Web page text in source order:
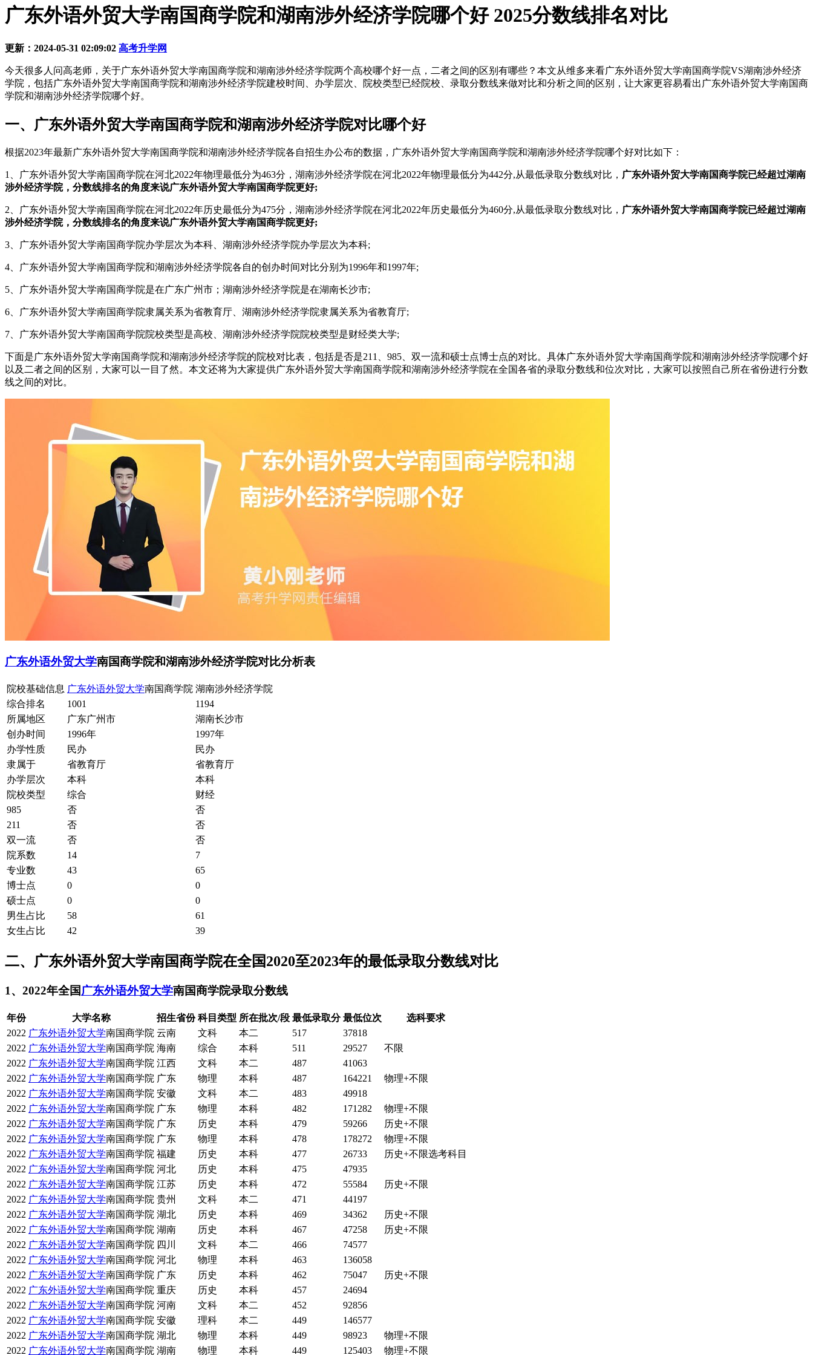
广东外语外贸大学南国商学院和湖南涉外经济学院哪个好 2025分数线排名对比
更新：2024-05-31 02:09:02 高考升学网
今天很多人问高老师，关于广东外语外贸大学南国商学院和湖南涉外经济学院两个高校哪个好一点，二者之间的区别有哪些？本文从维多来看广东外语外贸大学南国商学院VS湖南涉外经济
学院，包括广东外语外贸大学南国商学院和湖南涉外经济学院建校时间、办学层次、院校类型已经院校、录取分数线来做对比和分析之间的区别，让大家更容易看出广东外语外贸大学南国商
学院和湖南涉外经济学院哪个好。
一、广东外语外贸大学南国商学院和湖南涉外经济学院对比哪个好
根据2023年最新广东外语外贸大学南国商学院和湖南涉外经济学院各自招生办公布的数据，广东外语外贸大学南国商学院和湖南涉外经济学院哪个好对比如下：
1、广东外语外贸大学南国商学院在河北2022年物理最低分为463分，湖南涉外经济学院在河北2022年物理最低分为442分,从最低录取分数线对比， 广东外语外贸大学南国商学院已经超过湖南
涉外经济学院，分数线排名的角度来说广东外语外贸大学南国商学院更好;
2、广东外语外贸大学南国商学院在河北2022年历史最低分为475分，湖南涉外经济学院在河北2022年历史最低分为460分,从最低录取分数线对比， 广东外语外贸大学南国商学院已经超过湖南
涉外经济学院，分数线排名的角度来说广东外语外贸大学南国商学院更好;
3、广东外语外贸大学南国商学院办学层次为本科、湖南涉外经济学院办学层次为本科;
4、广东外语外贸大学南国商学院和湖南涉外经济学院各自的创办时间对比分别为1996年和1997年;
5、广东外语外贸大学南国商学院是在广东广州市；湖南涉外经济学院是在湖南长沙市;
6、广东外语外贸大学南国商学院隶属关系为省教育厅、湖南涉外经济学院隶属关系为省教育厅;
7、广东外语外贸大学南国商学院院校类型是高校、湖南涉外经济学院院校类型是财经类大学;
下面是广东外语外贸大学南国商学院和湖南涉外经济学院的院校对比表，包括是否是211、985、双一流和硕士点博士点的对比。具体广东外语外贸大学南国商学院和湖南涉外经济学院哪个好
以及二者之间的区别，大家可以一目了然。本文还将为大家提供广东外语外贸大学南国商学院和湖南涉外经济学院在全国各省的录取分数线和位次对比，大家可以按照自己所在省份进行分数
线之间的对比。
广东外语外贸大学南国商学院和湖南涉外经济学院对比分析表
院校基础信息 广东外语外贸大学南国商学院 湖南涉外经济学院
综合排名
1001
1194
所属地区
广东广州市
湖南长沙市
创办时间
1996年
1997年
办学性质
民办
民办
隶属于
省教育厅
省教育厅
办学层次
本科
本科
院校类型
综合
财经
985
否
否
211
否
否
双一流
否
否
院系数
14
7
专业数
43
65
博士点
0
0
硕士点
0
0
男生占比
58
61
女生占比
42 39
二、广东外语外贸大学南国商学院在全国2020至2023年的最低录取分数线对比
1、2022年全国 广东外语外贸大学南国商学院录取分数线
年份 大学名称 招生省份 科目类型 所在批次/段 最低录取分 最低位次
选科要求
2022 广东外语外贸大学南国商学院 云南 文科 本二 517
37818
2022 广东外语外贸大学南国商学院 海南 综合 本科 511 29527
不限
2022 广东外语外贸大学南国商学院 江西 文科 本二 487
41063
2022 广东外语外贸大学南国商学院 广东 物理 本科 487 164221
物理+不限
2022 广东外语外贸大学南国商学院 安徽 文科 本二 483
49918
2022 广东外语外贸大学南国商学院 广东 物理 本科 482 171282
物理+不限
2022 广东外语外贸大学南国商学院 广东 历史 本科 479 59266
历史+不限
2022 广东外语外贸大学南国商学院 广东 物理 本科 478 178272
物理+不限
2022 广东外语外贸大学南国商学院 福建 历史 本科 477 26733
历史+不限选考科目
2022 广东外语外贸大学南国商学院 河北 历史 本科 475
47935
2022 广东外语外贸大学南国商学院 江苏 历史 本科 472 55584
历史+不限
2022 广东外语外贸大学南国商学院 贵州 文科 本二 471
44197
2022 广东外语外贸大学南国商学院 湖北 历史 本科 469 34362
历史+不限
2022 广东外语外贸大学南国商学院 湖南 历史 本科 467 47258
历史+不限
2022 广东外语外贸大学南国商学院 四川 文科 本二 466
74577
2022 广东外语外贸大学南国商学院 河北 物理 本科 463
136058
2022 广东外语外贸大学南国商学院 广东 历史 本科 462 75047
历史+不限
2022 广东外语外贸大学南国商学院 重庆 历史 本科 457
24694
2022 广东外语外贸大学南国商学院 河南 文科 本二 452
92856
2022 广东外语外贸大学南国商学院 安徽 理科 本二 449
146577
2022 广东外语外贸大学南国商学院 湖北 物理 本科 449 98923
物理+不限
2022 广东外语外贸大学南国商学院 湖南 物理 本科 449 125403 物理+不限